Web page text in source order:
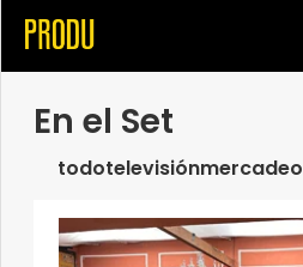
En el Set
todotelevisiónmercadeo